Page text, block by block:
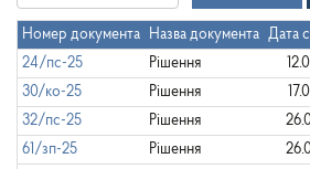
Номер документа Назва документа Дата
24/пс-25
Рішення
30/ко-25
Рішення
32/пс-25
Рішення
61/зп-25
Рішення